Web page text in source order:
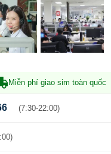
Miễn phí giao sim toàn quốc
(7:30-22:00)